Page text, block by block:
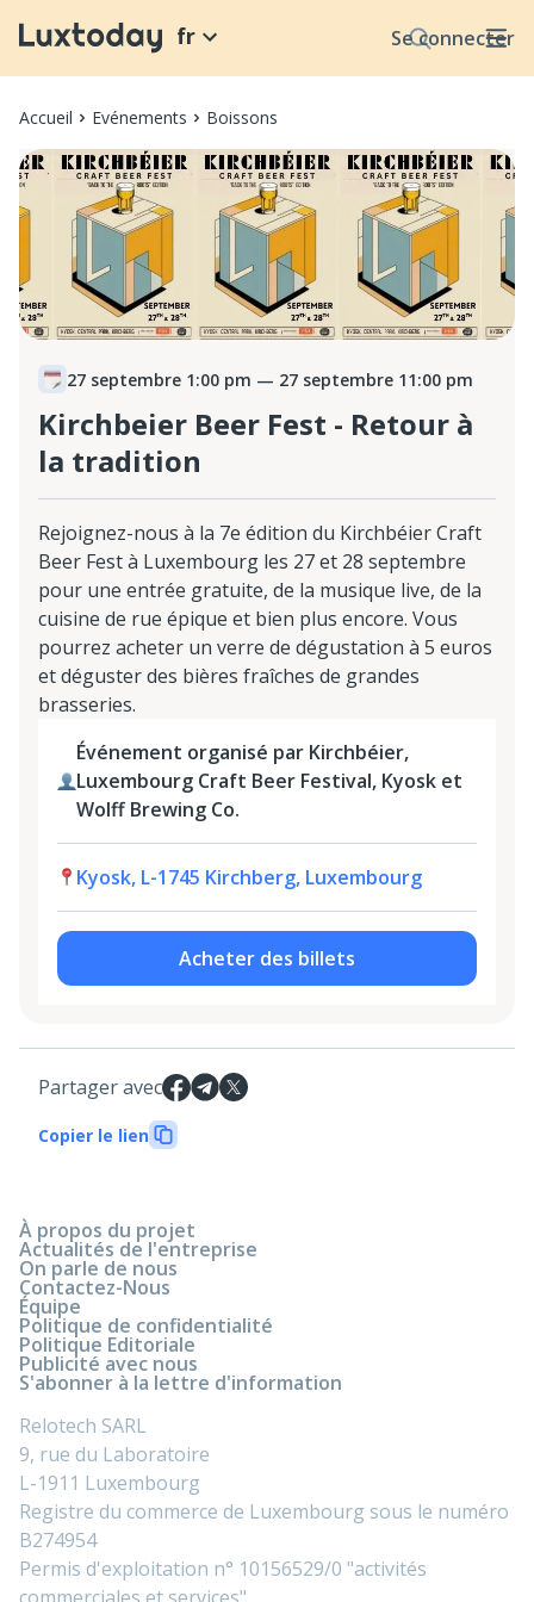
Se connecter
fr
Accueil Evénements Boissons
27 septembre 1:00 pm — 27 septembre 11:00 pm
Kirchbeier Beer Fest - Retour à
la tradition
Rejoignez-nous à la 7e édition du Kirchbéier Craft
Beer Fest à Luxembourg les 27 et 28 septembre
pour une entrée gratuite, de la musique live, de la
cuisine de rue épique et bien plus encore. Vous
pourrez acheter un verre de dégustation à 5 euros
et déguster des bières fraîches de grandes
brasseries.
Événement organisé par Kirchbéier,
Luxembourg Craft Beer Festival, Kyosk et
Wolff Brewing Co.
Kyosk, L-1745 Kirchberg, Luxembourg
Acheter des billets
Partager avec
Copier le lien
À propos du projet
Actualités de l'entreprise
On parle de nous
Contactez-Nous
Équipe
Politique de confidentialité
Politique Editoriale
Publicité avec nous
S'abonner à la lettre d'information
Relotech SARL
9, rue du Laboratoire
L-1911 Luxembourg
Registre du commerce de Luxembourg sous le numéro
B274954
Permis d'exploitation n° 10156529/0 "activités